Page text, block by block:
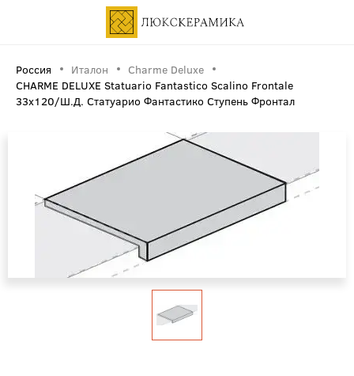
Россия Италон
Charme Deluxe
CHARME DELUXE Statuario Fantastico Scalino Frontale
33x120/Ш.Д. Статуарио Фантастико Ступень Фронтал